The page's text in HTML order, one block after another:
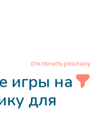
отключить рекламу
игры на
для